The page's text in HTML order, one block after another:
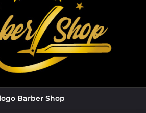
logo Barber Shop